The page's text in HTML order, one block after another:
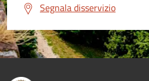
Segnala disservizio